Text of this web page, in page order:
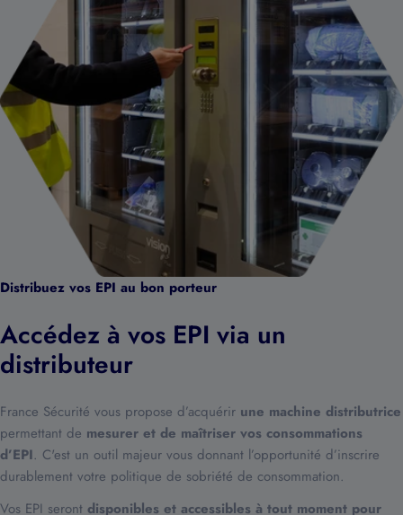
Distribuez vos EPI au bon porteur
Accédez à vos EPI via un
distributeur
France Sécurité vous propose d’acquérir une machine distributrice
permettant de mesurer et de maîtriser vos consommations
d’EPI. C'est un outil majeur vous donnant l’opportunité d’inscrire
durablement votre politique de sobriété de consommation.
Vos EPI seront disponibles et accessibles à tout moment pour